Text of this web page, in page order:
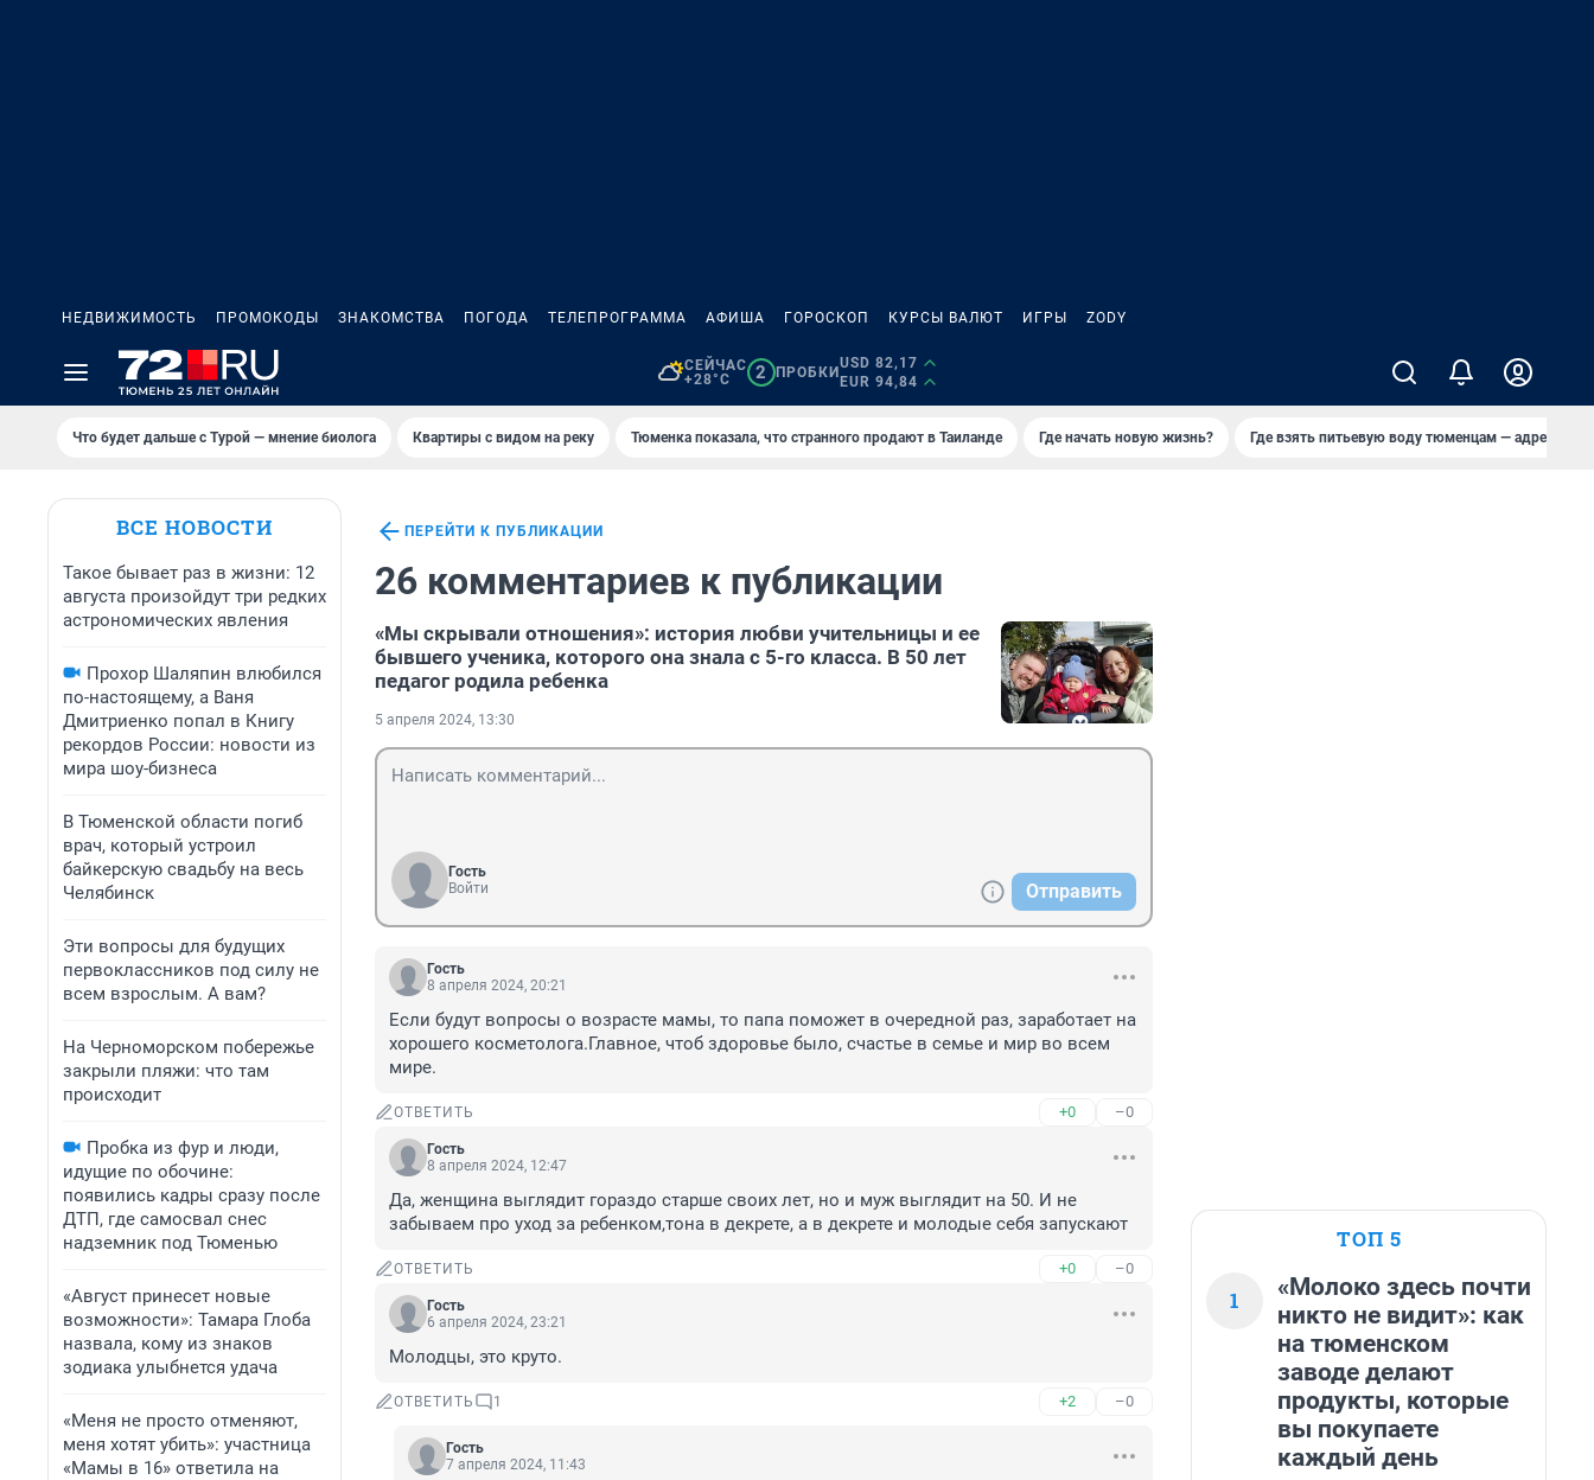
НЕДВИЖИМОСТЬ ПРОМОКОДЫ ЗНАКОМСТВА ПОГОДА ТЕЛЕПРОГРАММА АФИША ГОРОСКОП КУРСЫ ВАЛЮТ ИГРЫ ZODY
СЕЙЧАС
+28°C
2 ПРОБКИ
USD 82,17
EUR 94,84
Что будет дальше с Турой — мнение биолога Квартиры с видом на реку Тюменка показала, что странного продают в Таиланде Где начать новую жизнь? Где взять питьевую воду тюменцам — адреса
ВСЕ НОВОСТИ
Такое бывает раз в жизни: 12
августа произойдут три редких
астрономических явления
Прохор Шаляпин влюбился
по-настоящему, а Ваня
Дмитриенко попал в Книгу
рекордов России: новости из
мира шоу-бизнеса
В Тюменской области погиб
врач, который устроил
байкерскую свадьбу на весь
Челябинск
Эти вопросы для будущих
первоклассников под силу не
всем взрослым. А вам?
На Черноморском побережье
закрыли пляжи: что там
происходит
Пробка из фур и люди,
идущие по обочине:
появились кадры сразу после
ДТП, где самосвал снес
надземник под Тюменью
«Август принесет новые
возможности»: Тамара Глоба
назвала, кому из знаков
зодиака улыбнется удача
«Меня не просто отменяют,
меня хотят убить»: участница
«Мамы в 16» ответила на
ПЕРЕЙТИ К ПУБЛИКАЦИИ
26 комментариев к публикации
«Мы скрывали отношения»: история любви учительницы и ее
бывшего ученика, которого она знала с 5-го класса. В 50 лет
педагог родила ребенка
5 апреля 2024, 13:30
Гость
Войти
Отправить
Гость
8 апреля 2024, 20:21
Если будут вопросы о возрасте мамы, то папа поможет в очередной раз, заработает на
хорошего косметолога.Главное, чтоб здоровье было, счастье в семье и мир во всем
мире.
ОТВЕТИТЬ +0 –0
Гость
8 апреля 2024, 12:47
Да, женщина выглядит гораздо старше своих лет, но и муж выглядит на 50. И не
забываем про уход за ребенком,тона в декрете, а в декрете и молодые себя запускают
ОТВЕТИТЬ +0 –0
Гость
6 апреля 2024, 23:21
Молодцы, это круто.
ОТВЕТИТЬ 1 +2 –0
Гость
7 апреля 2024, 11:43
ТОП 5
1
«Молоко здесь почти
никто не видит»: как
на тюменском
заводе делают
продукты, которые
вы покупаете
каждый день